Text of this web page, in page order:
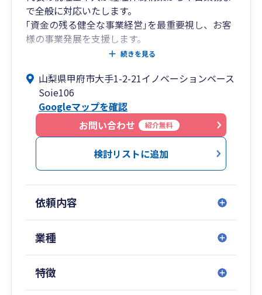
で全般に対応いたします。
｢資金の残る健全な事業経営｣を最重要視し、お客
様の事業発展を支援します。
記帳代行は承りますが、｢丸投げ｣ではありませ
事業主様がご自身の経営数字を理解し、納得し、
使いこなしていくお手伝いをします。
続きを見る
山梨県甲府市大手1-2-21イノベーションベース
Soie106
Googleマップを確認
お問い合わせ
紹介無料
検討リストに追加
依頼内容
業種
特徴